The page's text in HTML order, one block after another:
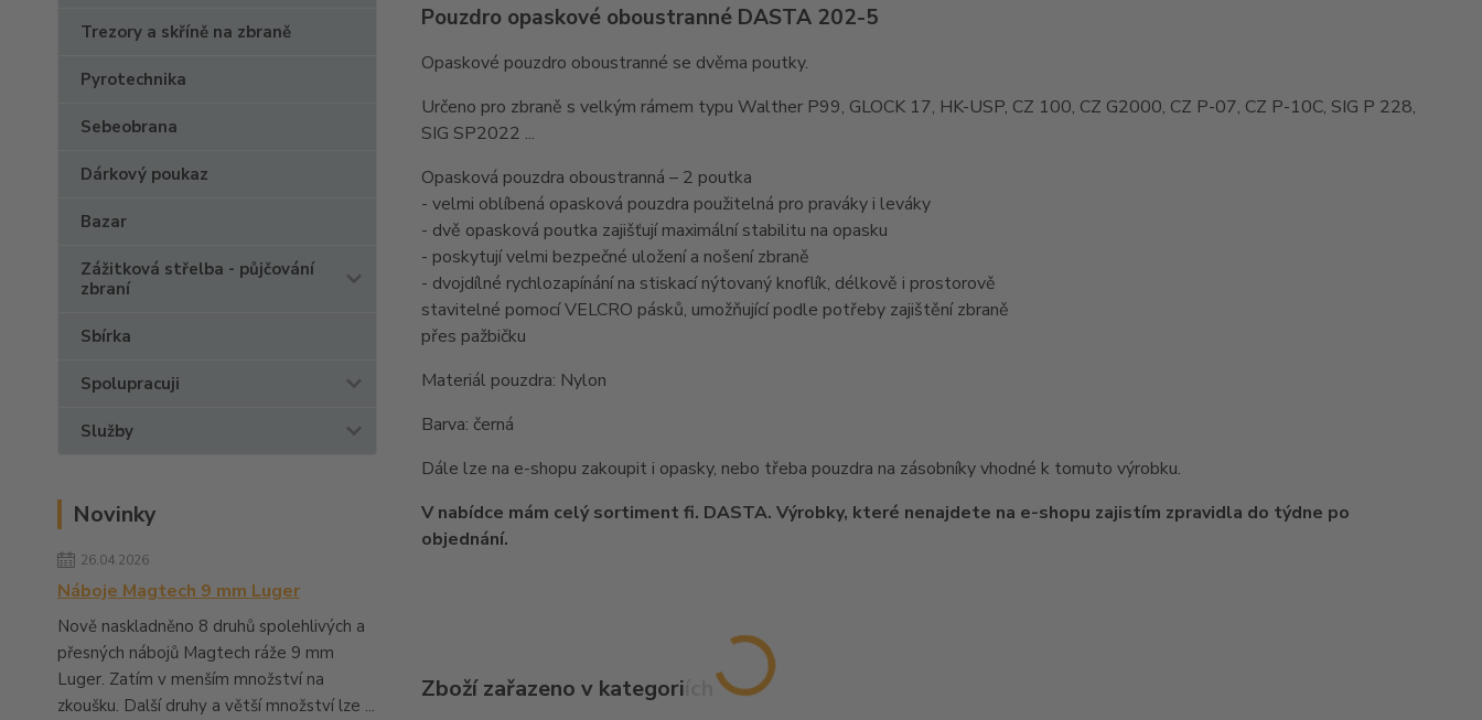
Trezory a skříně na zbraně
Pyrotechnika
Sebeobrana
Dárkový poukaz
Bazar
Zážitková střelba - půjčování
zbraní
Sbírka
Spolupracuji
Služby
Novinky
26.04.2026
Náboje Magtech 9 mm Luger
Nově naskladněno 8 druhů spolehlivých a
přesných nábojů Magtech ráže 9 mm
Luger. Zatím v menším množství na
zkoušku. Další druhy a větší množství lze ...
Pouzdro opaskové oboustranné DASTA 202-5
Opaskové pouzdro oboustranné se dvěma poutky.
Určeno pro zbraně s velkým rámem typu Walther P99, GLOCK 17, HK-USP, CZ 100, CZ G2000, CZ P-07, CZ P-10C, SIG P 228,
SIG SP2022 ...
Opasková pouzdra oboustranná – 2 poutka
- velmi oblíbená opasková pouzdra použitelná pro praváky i leváky
- dvě opasková poutka zajišťují maximální stabilitu na opasku
- poskytují velmi bezpečné uložení a nošení zbraně
- dvojdílné rychlozapínání na stiskací nýtovaný knoflík, délkově i prostorově
stavitelné pomocí VELCRO pásků, umožňující podle potřeby zajištění zbraně
přes pažbičku
Materiál pouzdra: Nylon
Barva: černá
Dále lze na e-shopu zakoupit i opasky, nebo třeba pouzdra na zásobníky vhodné k tomuto výrobku.
V nabídce mám celý sortiment fi. DASTA. Výrobky, které nenajdete na e-shopu zajistím zpravidla do týdne po
objednání.
Zboží zařazeno v kategoriích